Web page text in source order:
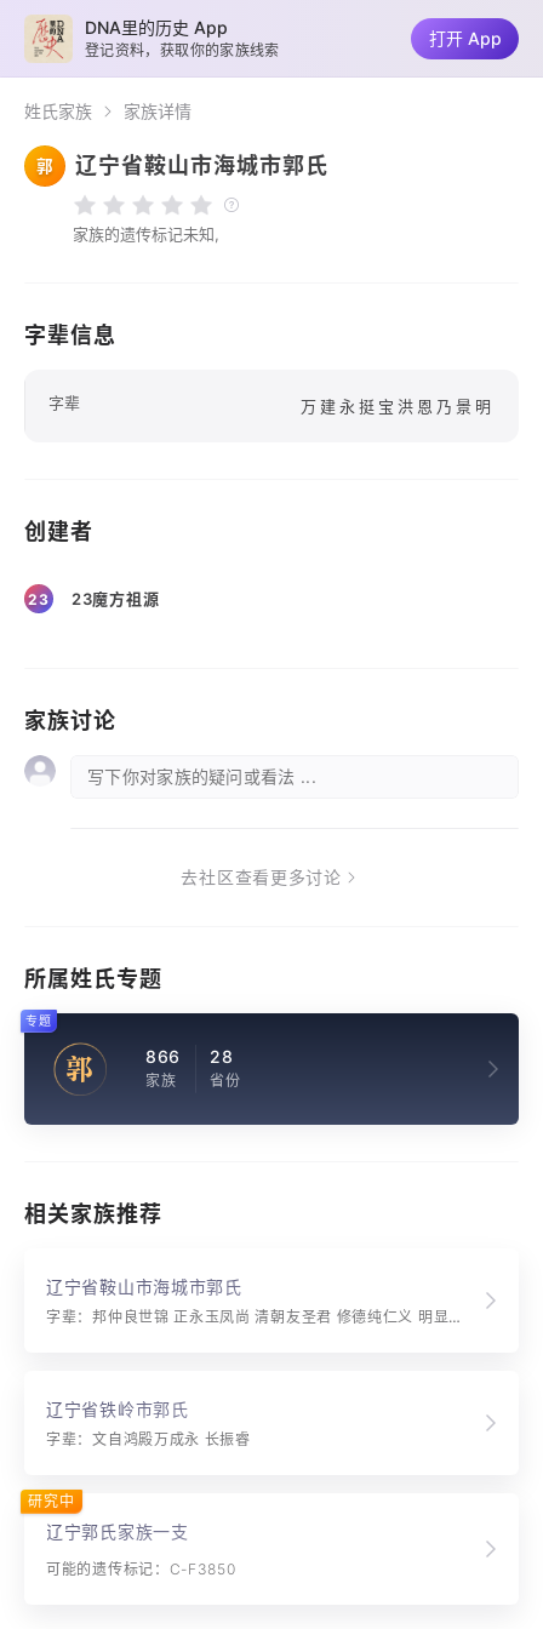
姓氏家族 家族详情
郭 辽宁省鞍山市海城市郭氏
家族的遗传标记未知,
字辈信息
字辈 万建永挺宝洪恩乃景明
创建者
23 23魔方祖源
家族讨论
写下你对家族的疑问或看法 ...
去社区查看更多讨论
所属姓氏专题
郭 866
家族
28
省份
专题
相关家族推荐
辽宁省鞍山市海城市郭氏
字辈：邦仲良世锦 正永玉凤尚 清朝友圣君 修德纯仁义 明显庆万春
辽宁省铁岭市郭氏
字辈：文自鸿殿万成永 长振睿
辽宁郭氏家族一支
可能的遗传标记：C-F3850
研究中
DNA里的历史 App
登记资料，获取你的家族线索
打开 App